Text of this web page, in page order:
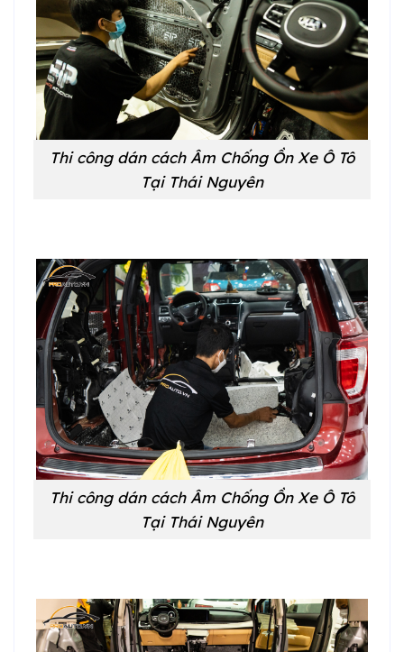
Thi công dán cách Âm Chống Ồn Xe Ô Tô
Tại Thái Nguyên
Thi công dán cách Âm Chống Ồn Xe Ô Tô
Tại Thái Nguyên